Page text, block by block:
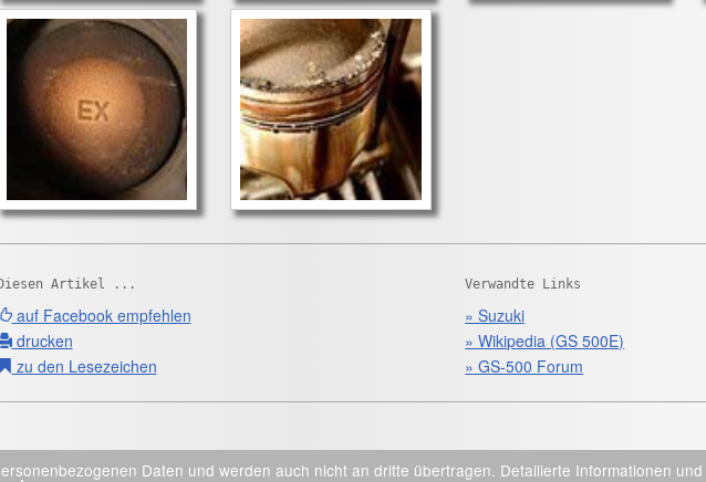
Daten und werden auch nicht an dritte übertragen. Detailierte Informationen und
Verwandte Links
» Suzuki
» Wikipedia (GS 500E)
» GS-500 Forum
Artikel ...
auf Facebook empfehlen
drucken
zu den Lesezeichen